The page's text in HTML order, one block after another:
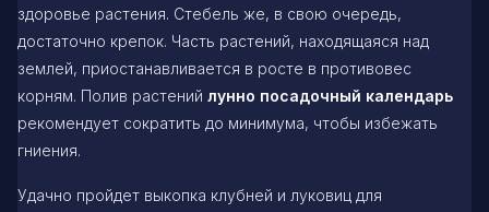
здоровье растения. Стебель же, в свою очередь,
достаточно крепок. Часть растений, находящаяся над
землей, приостанавливается в росте в противовес
корням. Полив растений лунно посадочный календарь
рекомендует сократить до минимума, чтобы избежать
гниения.
Удачно пройдет выкопка клубней и луковиц для